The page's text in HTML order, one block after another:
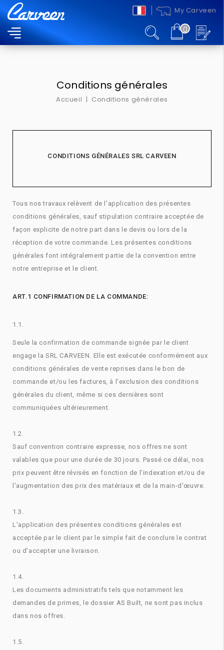
My Carveen
0
MENU
Conditions générales
Accueil Conditions générales
CONDITIONS GÉNÉRALES SRL CARVEEN
Tous nos travaux relèvent de l’application des présentes
conditions générales, sauf stipulation contraire acceptée de
façon explicite de notre part dans le devis ou lors de la
réception de votre commande. Les présentes conditions
générales font intégralement partie de la convention entre
notre entreprise et le client.
ART.1 CONFIRMATION DE LA COMMANDE:
1.1.
Seule la confirmation de commande signée par le client
engage la SRL CARVEEN. Elle est exécutée conformément aux
conditions générales de vente reprises dans le bon de
commande et/ou les factures, à l'exclusion des conditions
générales du client, même si ces dernières sont
communiquées ultérieurement.
1.2.
Sauf convention contraire expresse, nos offres ne sont
valables que pour une durée de 30 jours. Passé ce délai, nos
prix peuvent être révisés en fonction de l'indexation et/ou de
l'augmentation des prix des matériaux et de la main-d'œuvre.
1.3.
L'application des présentes conditions générales est
acceptée par le client par le simple fait de conclure le contrat
ou d'accepter une livraison.
1.4.
Les documents administratifs tels que notamment les
demandes de primes, le dossier AS Built, ne sont pas inclus
dans nos offres.
1.5.